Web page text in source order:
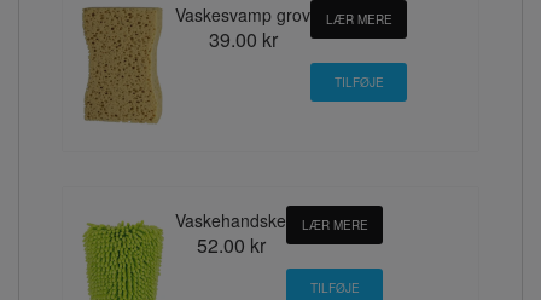
Vaskesvamp grov
39.00 kr
LÆR MERE
Vaskehandske
52.00 kr
LÆR MERE